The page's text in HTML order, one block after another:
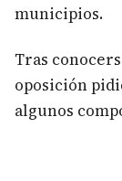
municipios.
Tras
oposición
algunos